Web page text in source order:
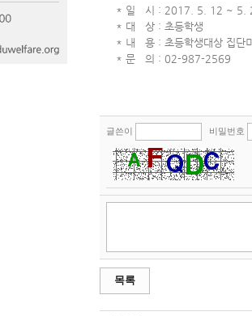
* 일 시 : 2017. 5. 12 ~ 5.
* 대 상 : 초등학생
* 내 용 : 초등학생대상 집단
* 문 의 : 02-987-2569
글쓴이 비밀번호
목록